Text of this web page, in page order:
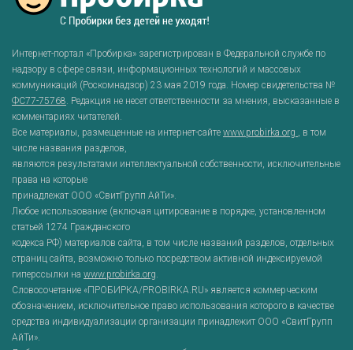
Интернет-портал «Пробирка» зарегистрирован в Федеральной службе по
надзору в сфере связи, информационных технологий и массовых
коммуникаций (Роскомнадзор) 23 мая 2019 года. Номер свидетельства №
ФС77-75768. Редакция не несет ответственности за мнения, высказанные в
комментариях читателей.
Все материалы, размещенные на интернет-сайте www.probirka.org , в том
числе названия разделов,
являются результатами интеллектуальной собственности, исключительные
права на которые
принадлежат ООО «СвитГрупп АйТи».
Любое использование (включая цитирование в порядке, установленном
статьей 1274 Гражданского
кодекса РФ) материалов сайта, в том числе названий разделов, отдельных
страниц сайта, возможно только посредством активной индексируемой
гиперссылки на www.probirka.org.
Словосочетание «ПРОБИРКА/PROBIRKA.RU» является коммерческим
обозначением, исключительное право использования которого в качестве
средства индивидуализации организации принадлежит ООО «СвитГрупп
АйТи».